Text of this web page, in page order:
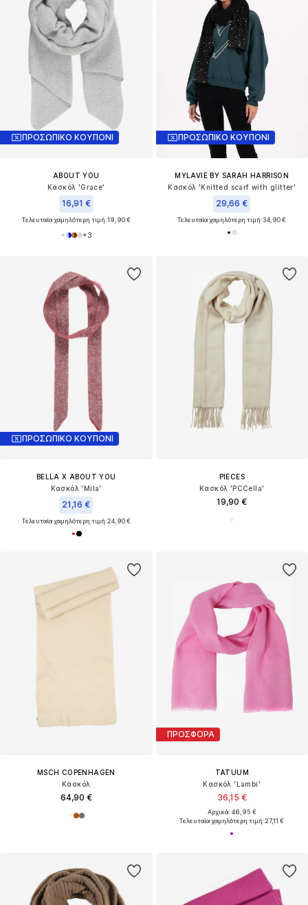
ΠΡΟΣΩΠΙΚΟ ΚΟΥΠΟΝΙ
ABOUT YOU
Κασκόλ 'Grace'
16,91 €
Τελευταία χαμηλότερη τιμή:19,90 €
+3
ΠΡΟΣΩΠΙΚΟ ΚΟΥΠΟΝΙ
MYLAVIE BY SARAH HARRISON
Κασκόλ 'Knitted scarf with glitter'
29,66 €
Τελευταία χαμηλότερη τιμή:34,90 €
ΠΡΟΣΩΠΙΚΟ ΚΟΥΠΟΝΙ
BELLA X ABOUT YOU
Κασκόλ 'Mila'
21,16 €
Τελευταία χαμηλότερη τιμή:24,90 €
PIECES
Κασκόλ 'PCCella'
19,90 €
MSCH COPENHAGEN
Κασκόλ
64,90 €
ΠΡΟΣΦΟΡΑ
TATUUM
Κασκόλ 'Lambi'
36,15 €
Αρχικά: 46,95 €
Τελευταία χαμηλότερη τιμή:27,11 €